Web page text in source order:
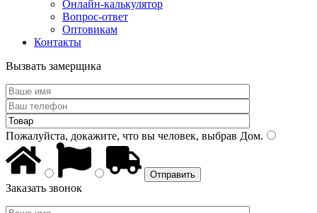
Онлайн-калькулятор
Вопрос-ответ
Оптовикам
Контакты
Вызвать замерщика
Пожалуйста, докажите, что вы человек, выбрав Дом.
Заказать звонок